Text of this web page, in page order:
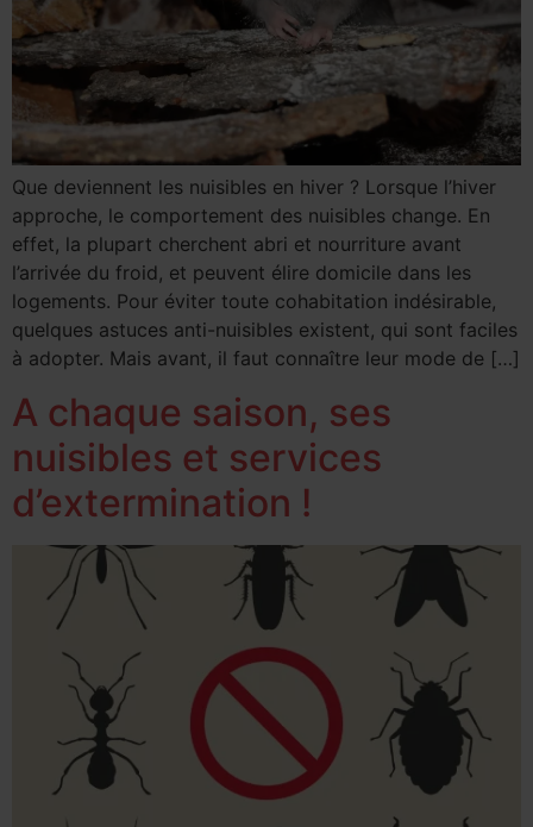
Que deviennent les nuisibles en hiver ? Lorsque l’hiver
approche, le comportement des nuisibles change. En
effet, la plupart cherchent abri et nourriture avant
l’arrivée du froid, et peuvent élire domicile dans les
logements. Pour éviter toute cohabitation indésirable,
quelques astuces anti-nuisibles existent, qui sont faciles
à adopter. Mais avant, il faut connaître leur mode de […]
A chaque saison, ses
nuisibles et services
d’extermination !